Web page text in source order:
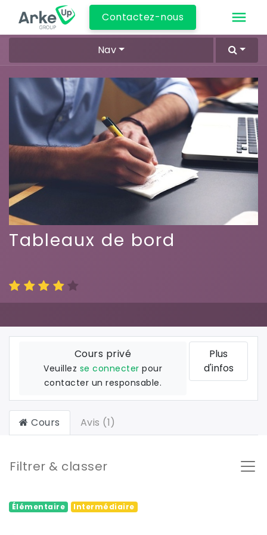
Contactez-nous
Nav
Tableaux de bord
Cours privé
Veuillez se connecter pour
contacter un responsable.
Plus
d'infos
Cours Avis (1)
Filtrer & classer
Élémentaire Intermédiaire